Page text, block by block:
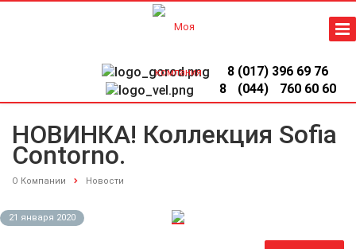
8 (017) 396 69 76
8
(044) 760 60 60
НОВИНКА! Коллекция Sofia
Contorno.
О Компании Новости
21 января 2020